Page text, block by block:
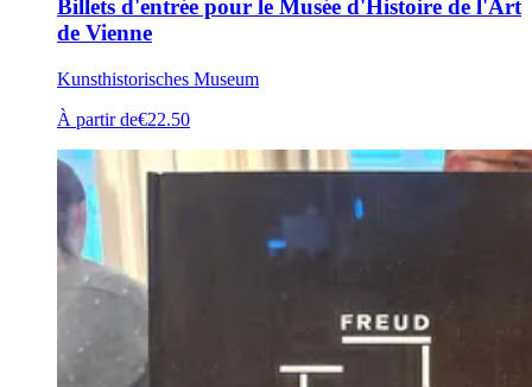
Billets d'entrée pour le Musée d'Histoire de l'Art
de Vienne
Kunsthistorisches Museum
À partir de€22.50